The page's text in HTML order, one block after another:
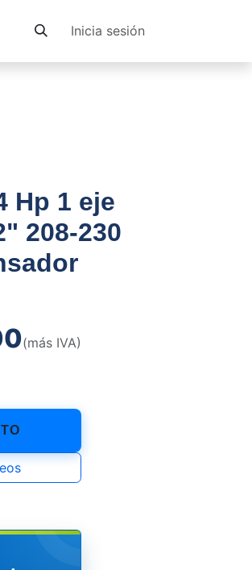
Inicia sesión
Hp 1 eje
208-230
(más IVA)